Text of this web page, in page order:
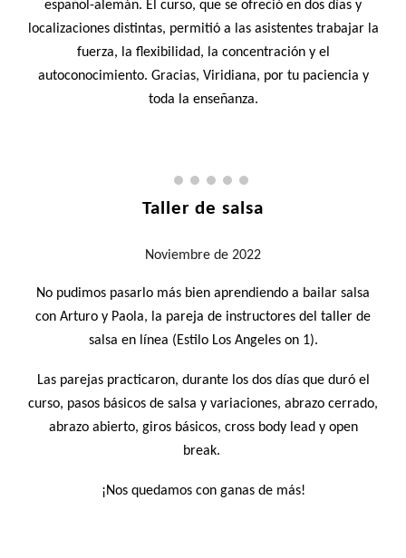
español-alemán. El curso, que se ofreció en dos días y
localizaciones distintas, permitió a las asistentes trabajar la
fuerza, la flexibilidad, la concentración y el
autoconocimiento. Gracias, Viridiana, por tu paciencia y
toda la enseñanza.
Taller de salsa
Noviembre de 2022
No pudimos pasarlo más bien aprendiendo a bailar salsa
con Arturo y Paola, la pareja de instructores del taller de
salsa en línea (Estilo Los Angeles on 1).
Las parejas practicaron, durante los dos días que duró el
curso, pasos básicos de salsa y variaciones, abrazo cerrado,
abrazo abierto, giros básicos, cross body lead y open
break.
¡Nos quedamos con ganas de más!